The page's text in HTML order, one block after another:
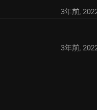
3年前,
3年前,